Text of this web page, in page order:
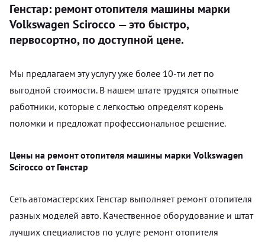
Генстар: ремонт отопителя машины марки
Volkswagen Scirocco — это быстро,
первосортно, по доступной цене.
Мы предлагаем эту услугу уже более 10-ти лет по
выгодной стоимости. В нашем штате трудятся опытные
работники, которые с легкостью определят корень
поломки и предложат профессиональное решение.
Цены на ремонт отопителя машины марки Volkswagen
Scirocco от Генстар
Сеть автомастерских Генстар выполняет ремонт отопителя
разных моделей авто. Качественное оборудование и штат
лучших специалистов по услуге ремонт отопителя